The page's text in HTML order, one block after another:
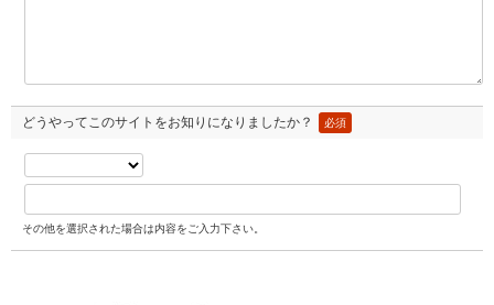
どうやってこのサイトをお知りになりましたか？ 必須
その他を選択された場合は内容をご入力下さい。